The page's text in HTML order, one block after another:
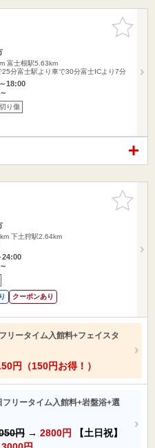
お気に入
りに追加
富士根駅5.63km
25分富士駅より車で30分富士ICより7分
18:00
切り傷
お気に入
りに追加
下土狩駅2.64km
24:00
クーポンあり
リータイム入館料+フェイスタ
円（150円お得！）
フリータイム入館料+岩盤浴+選
円 → 2800円
【土日祝】